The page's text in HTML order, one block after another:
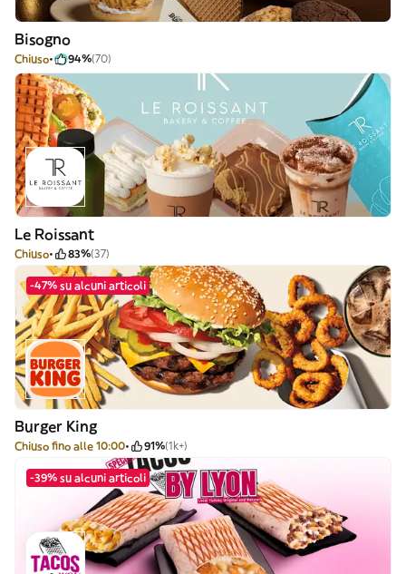
Bisogno
Chiuso 94%(70)
Le Roissant
Chiuso 83%(37)
-47% su alcuni articoli
Burger King
Chiuso fino alle 10:00 91%(1k+)
-39% su alcuni articoli